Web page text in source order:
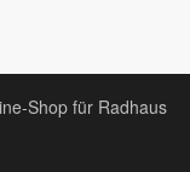
Shop für Radhaus